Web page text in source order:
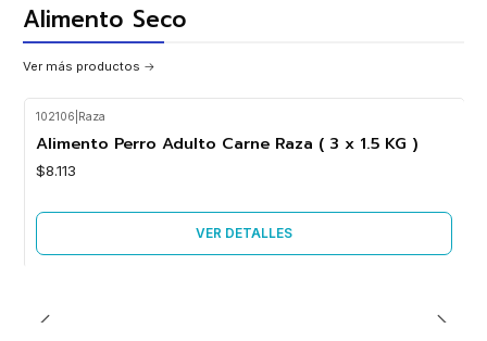
Alimento Seco
Ver más productos
102106 Raza
Alimento Perro Adulto Carne Raza ( 3 x 1.5 KG )
$8.113
VER DETALLES